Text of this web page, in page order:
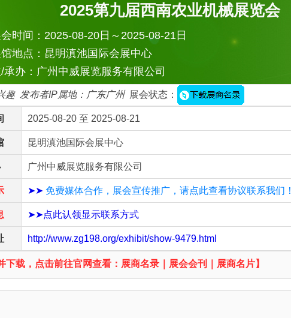
2025第九届西南农业机械展览会
会时间：2025-08-20日～2025-08-21日
馆地点：昆明滇池国际会展中心
承办：广州中威展览服务有限公司
趣 发布者IP属地：广东广州展会状态：
2025-08-20 至 2025-08-21
昆明滇池国际会展中心
广州中威展览服务有限公司
➤➤ 免费媒体合作，展会宣传推广，请点此查看协议联系我们！
➤➤点此认领显示联系方式
http://www.zg198.org/exhibit/show-9479.html
载，点击前往官网查看：展商名录｜展会会刊｜展商名片】